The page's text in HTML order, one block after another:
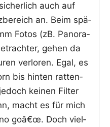
auch auf
an. Beim spä­
Fotos (zB. Pan­ora­
gehen da
ver­lo­ren. Egal, es
bis hin­ten rat­ten­
kei­nen Fil­ter
macht es für mich
goâ€œ. Doch viel­